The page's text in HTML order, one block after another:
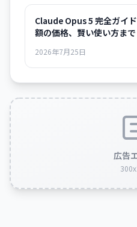
Claude Opus 5 完全ガイ
額の価格、賢い使い方まで
2026年7月25日
広告